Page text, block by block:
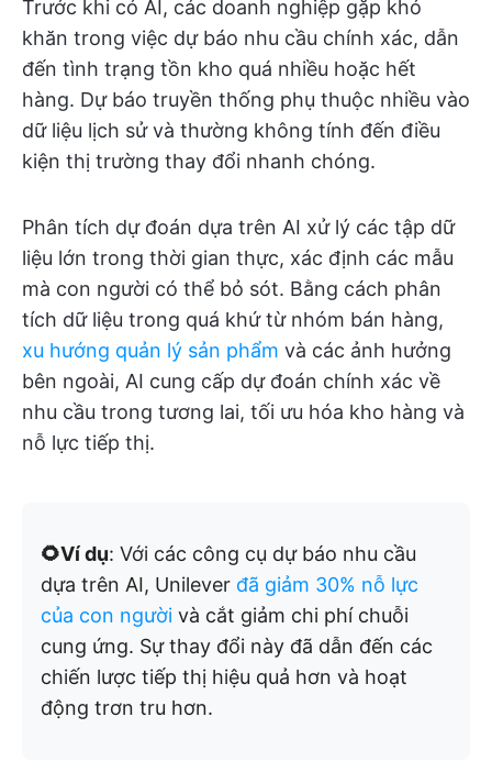
Trước khi có AI, các doanh nghiệp gặp khó
khăn trong việc dự báo nhu cầu chính xác, dẫn
đến tình trạng tồn kho quá nhiều hoặc hết
hàng. Dự báo truyền thống phụ thuộc nhiều vào
dữ liệu lịch sử và thường không tính đến điều
kiện thị trường thay đổi nhanh chóng.
Phân tích dự đoán dựa trên AI xử lý các tập dữ
liệu lớn trong thời gian thực, xác định các mẫu
mà con người có thể bỏ sót. Bằng cách phân
tích dữ liệu trong quá khứ từ nhóm bán hàng,
xu hướng quản lý sản phẩm và các ảnh hưởng
bên ngoài, AI cung cấp dự đoán chính xác về
nhu cầu trong tương lai, tối ưu hóa kho hàng và
nỗ lực tiếp thị.
🌻Ví dụ: Với các công cụ dự báo nhu cầu
dựa trên AI, Unilever đã giảm 30% nỗ lực
của con người và cắt giảm chi phí chuỗi
cung ứng. Sự thay đổi này đã dẫn đến các
chiến lược tiếp thị hiệu quả hơn và hoạt
động trơn tru hơn.